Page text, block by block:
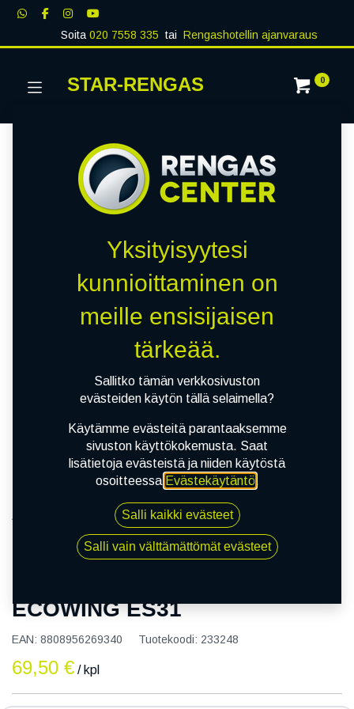
Soita020 7558 335 tai Rengashotellin ajanvaraus
STAR-RENGAS 0
145/80R13 75T KUMHO ECOWING ES31
ECOWING ES31
EAN: 8808956269340 Tuotekoodi: 233248
69,50 € / kpl
Yksityisyytesi
kunnioittaminen on
meille ensisijaisen
tärkeää.
Sallitko tämän verkkosivuston
evästeiden käytön tällä selaimella?
Käytämme evästeitä parantaaksemme
sivuston käyttökokemusta. Saat
lisätietoja evästeistä ja niiden käytöstä
osoitteessa Evästekäytäntö.
Salli kaikki evästeet
Salli vain välttämättömät evästeet